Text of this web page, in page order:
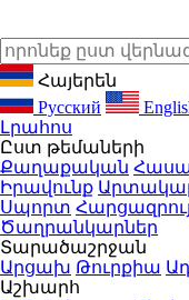
Հայերեն
Русский
Լրահոս
Ըստ թեմաների
Քաղաքական
Իրավունք
Սպորտ
Ծաղրանկարներ
Տարածաշրջան
Արցախ Թուրքիա
Աշխարհ